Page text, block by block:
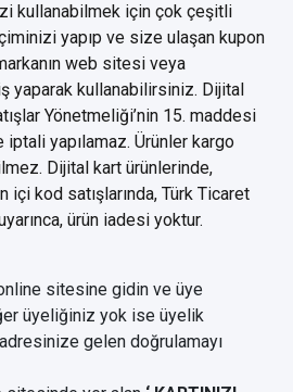
kullanabilmek için çok çeşitli
yapıp ve size ulaşan kupon
web sitesi veya
yaparak kullanabilirsiniz. Dijital
Yönetmeliği’nin 15. maddesi
iptali yapılamaz. Ürünler kargo
Dijital kart ürünlerinde,
içi kod satışlarında, Türk Ticaret
ürün iadesi yoktur.
sitesine gidin ve üye
üyeliğiniz yok ise üyelik
gelen doğrulamayı